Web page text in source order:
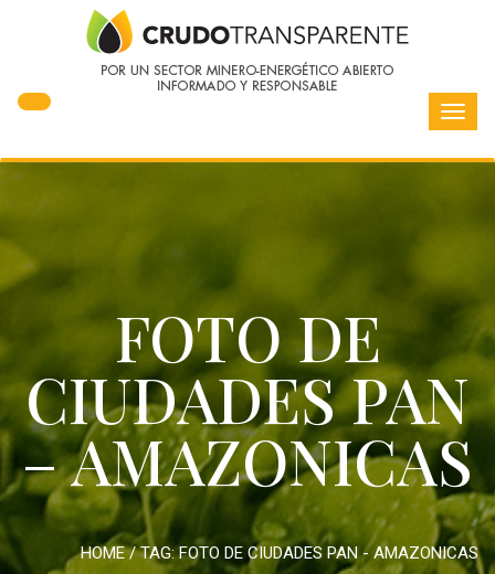
FOTO DE
CIUDADES PAN
– AMAZONICAS
HOME/ TAG:FOTO DE CIUDADES PAN - AMAZONICAS